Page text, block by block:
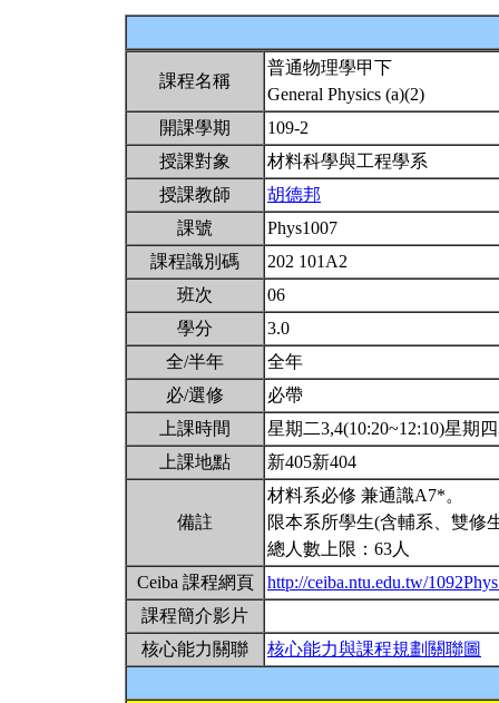
課程名稱
普通物理學甲下
General Physics (a)(2)
開課學期
109-2
授課對象
材料科學與工程學系
授課教師
胡德邦
課號
Phys1007
課程識別碼
202 101A2
班次
06
學分
3.0
全/半年
全年
必/選修
必帶
上課時間
星期二3,4(10:20~12:10)星期
上課地點
新405新404
備註
材料系必修 兼通識A7*。
限本系所學生(含輔系、雙修
總人數上限：63人
Ceiba 課程網頁
http://ceiba.ntu.edu.tw/
課程簡介影片
核心能力關聯
核心能力與課程規劃關聯圖